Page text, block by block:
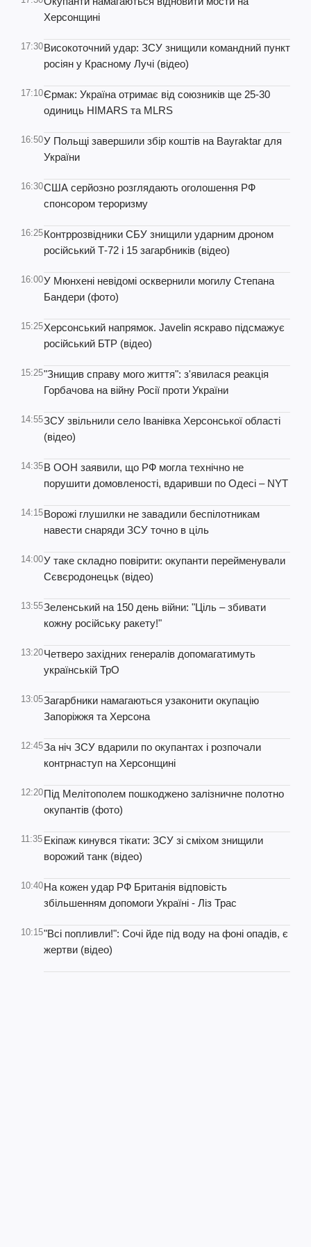
Херсонщині
17:30Високоточний удар: ЗСУ знищили командний пункт
росіян у Красному Лучі (відео)
17:10Єрмак: Україна отримає від союзників ще 25-30
одиниць HIMARS та MLRS
16:50У Польщі завершили збір коштів на Bayraktar для
України
16:30США серйозно розглядають оголошення РФ
спонсором тероризму
16:25Контррозвідники СБУ знищили ударним дроном
російський Т-72 і 15 загарбників (відео)
16:00У Мюнхені невідомі осквернили могилу Степана
Бандери (фото)
15:25Херсонський напрямок. Javelin яскраво підсмажує
російський БТР (відео)
15:25"Знищив справу мого життя": з'явилася реакція
Горбачова на війну Росії проти України
14:55ЗСУ звільнили село Іванівка Херсонської області
(відео)
14:35В ООН заявили, що РФ могла технічно не
порушити домовленості, вдаривши по Одесі – NYT
14:15Ворожі глушилки не завадили беспілотникам
навести снаряди ЗСУ точно в ціль
14:00У таке складно повірити: окупанти перейменували
Сєвєродонецьк (відео)
13:55Зеленський на 150 день війни: "Ціль – збивати
кожну російську ракету!"
13:20Четверо західних генералів допомагатимуть
українській ТрО
13:05Загарбники намагаються узаконити окупацію
Запоріжжя та Херсона
12:45За ніч ЗСУ вдарили по окупантах і розпочали
контрнаступ на Херсонщині
12:20Під Мелітополем пошкоджено залізничне полотно
окупантів (фото)
11:35 Екіпаж кинувся тікати: ЗСУ зі сміхом знищили
ворожий танк (відео)
10:40На кожен удар РФ Британія відповість
збільшенням допомоги Україні - Ліз Трас
10:15"Всі попливли!": Сочі йде під воду на фоні опадів, є
жертви (відео)